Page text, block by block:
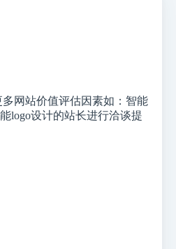
网站价值评估因素如：智能
logo设计的站长进行洽谈提